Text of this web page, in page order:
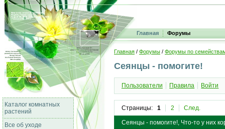
Главная Форумы
Каталог комнатных
растений
Все об уходе
Главная / Форумы / Форумы по
Сеянцы - помогите!
Пользователи Правила Войти
Страницы: 1 2 След.
Сеянцы - помогите!, Что-то у них